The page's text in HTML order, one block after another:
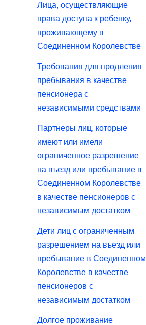
Лица, осуществляющие
права доступа к ребенку,
проживающему в
Соединенном Королевстве
Требования для продления
пребывания в качестве
пенсионера с
независимыми средствами
Партнеры лиц, которые
имеют или имели
ограниченное разрешение
на въезд или пребывание в
Соединенном Королевстве
в качестве пенсионеров с
независимым достатком
Дети лиц с ограниченным
разрешением на въезд или
пребывание в Соединенном
Королевстве в качестве
пенсионеров с
независимым достатком
Долгое проживание